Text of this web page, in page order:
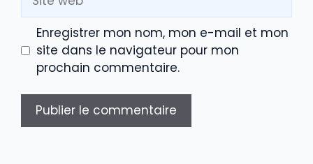
web
Enregistrer mon nom, mon e-mail et mon
site dans le navigateur pour mon
prochain commentaire.